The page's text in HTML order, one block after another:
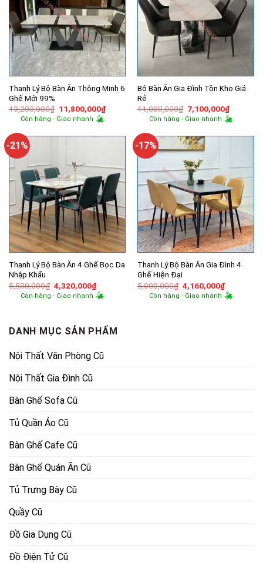
Thanh Lý Bộ Bàn Ăn Thông Minh 6
Ghế Mới 99%
13,200,000₫ Giá
gốc
là:
11,800,000₫Giá
hiện
11,800,000₫.
Còn hàng - Giao nhanh
Bộ Bàn Ăn Gia Đình Tồn Kho Giá
Rẻ
11,000,000₫ Giá
gốc
là:
7,100,000₫Giá
hiện
tại
Còn hàng - Giao nhanh
-21%
Thanh Lý Bộ Bàn Ăn 4 Ghế Bọc Da
Nhập Khẩu
5,500,000₫ Giá
gốc
là:
4,320,000₫Giá
hiện
tại
Còn hàng - Giao nhanh
-17%
Thanh Lý Bộ Bàn Ăn Gia Đình 4
Ghế Hiện Đại
5,000,000₫ Giá
gốc
là:
4,160,000₫Giá
hiện
tại
Còn hàng - Giao nhanh
DANH MỤC SẢN PHẨM
Nội Thất Văn Phòng Cũ
Nội Thất Gia Đình Cũ
Bàn Ghế Sofa Cũ
Tủ Quần Áo Cũ
Bàn Ghế Cafe Cũ
Bàn Ghế Quán Ăn Cũ
Tủ Trưng Bày Cũ
Quầy Cũ
Đồ Gia Dụng Cũ
Đồ Điện Tử Cũ